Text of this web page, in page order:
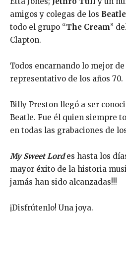
amigos y colegas de los
todo el grupo “The Cream”
Clapton.
Todos encarnando lo mejor
representativo de los años 70.
Billy Preston llegó a ser
Beatle. Fue él quien siempre
en todas las grabaciones de
My Sweet Lordes hasta los
mayor éxito de la historia
jamás han sido alcanzadas!!!
¡Disfrútenlo! Una joya.